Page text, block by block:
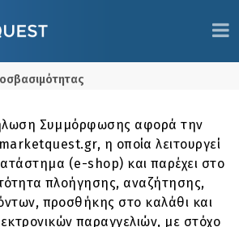
Συμμόρφωσης αφορά την
η οποία λειτουργεί
(e-shop) και παρέχει στο
πλοήγησης, αναζήτησης,
προσθήκης στο καλάθι και
παραγγελιών, με στόχο